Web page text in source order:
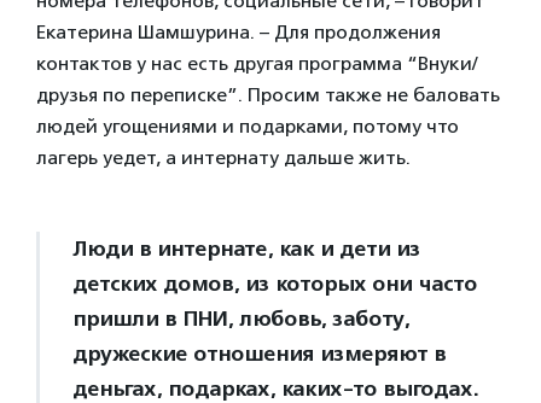
Екатерина Шамшурина. – Для продолжения
контактов у нас есть другая программа “Внуки/
друзья по переписке”. Просим также не баловать
людей угощениями и подарками, потому что
лагерь уедет, а интернату дальше жить.
Люди в интернате, как и дети из
детских домов, из которых они часто
пришли в ПНИ, любовь, заботу,
дружеские отношения измеряют в
деньгах, подарках, каких-то выгодах.